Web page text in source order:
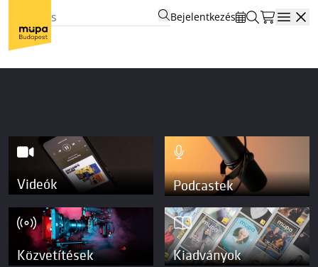
Bejelentkezés
Videók Podcastek
Közvetítések Kiadványok